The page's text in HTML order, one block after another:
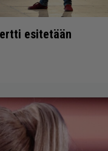
esitetään